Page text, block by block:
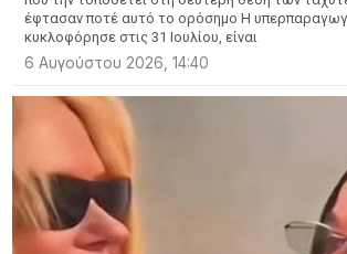
έφτασαν ποτέ αυτό το ορόσημο Η
κυκλοφόρησε στις 31 Ιουλίου, είναι
6 Αυγούστου 2026, 14:40